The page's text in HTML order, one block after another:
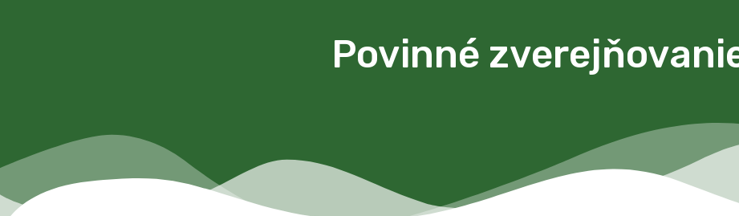
Povinné